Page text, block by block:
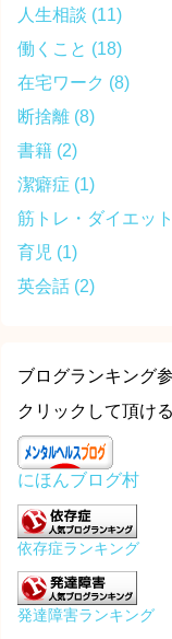
人生相談 (11)
働くこと (18)
在宅ワーク (8)
断捨離 (8)
書籍 (2)
潔癖症 (1)
筋トレ・ダイエット
育児 (1)
英会話 (2)
ブログランキング
クリックして頂け
にほんブログ村
依存症ランキング
発達障害ランキング